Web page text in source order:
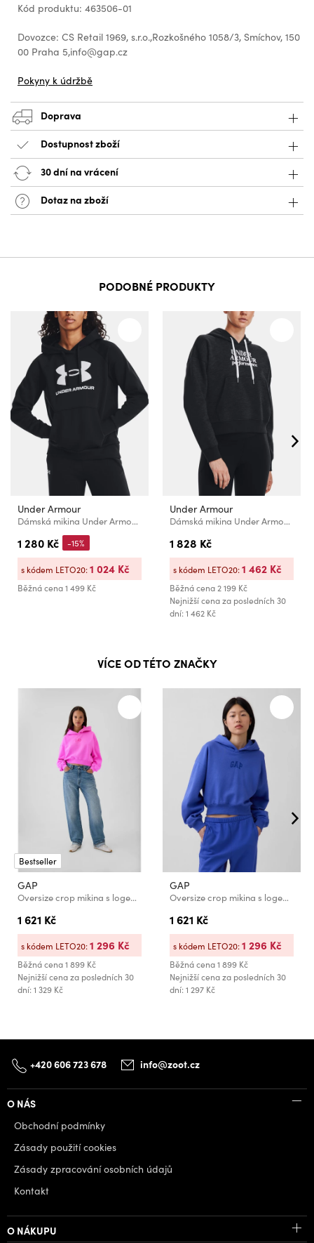
Kód produktu: 463506-01
Dovozce: CS Retail 1969, s.r.o.,Rozkošného 1058/3, Smíchov, 150
00 Praha 5,info@gap.cz
Pokyny k údržbě
Doprava
Dostupnost zboží
30 dní na vrácení
Dotaz na zboží
PODOBNÉ PRODUKTY
Under Armour
Dámská mikina Under Armour UA Rival Fleece Big Logo Hdy
1 280 Kč
Běžná cena1 499 Kč
-15%
s kódem LETO20:1 024 Kč
Under Armour
Dámská mikina Under Armour Essential Script Hoodie
1 828 Kč
Běžná cena2 199 Kč
Nejnižší cena za posledních 30
dní: 1 462 Kč
s kódem LETO20:1 462 Kč
VÍCE OD TÉTO ZNAČKY
Bestseller
GAP
Oversize crop mikina s logem GAP
1 621 Kč
Běžná cena1 899 Kč
Nejnižší cena za posledních 30
dní: 1 329 Kč
s kódem LETO20:1 296 Kč
GAP
Oversize crop mikina s logem VintageSoft GAP
1 621 Kč
Běžná cena1 899 Kč
Nejnižší cena za posledních 30
dní: 1 297 Kč
s kódem LETO20:1 296 Kč
+420 606 723 678 info@zoot.cz
O NÁS
Obchodní podmínky
Zásady použití cookies
Zásady zpracování osobních údajů
Kontakt
O NÁKUPU